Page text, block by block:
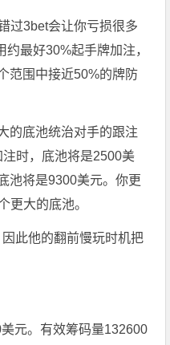
过3bet会让你亏损很多
最好30%起手牌加注，
范围中接近50%的牌防
的底池统治对手的跟注
时，底池将是2500美
池将是9300美元。你更
更大的底池。
此他的翻前慢玩时机把
元。有效筹码量132600